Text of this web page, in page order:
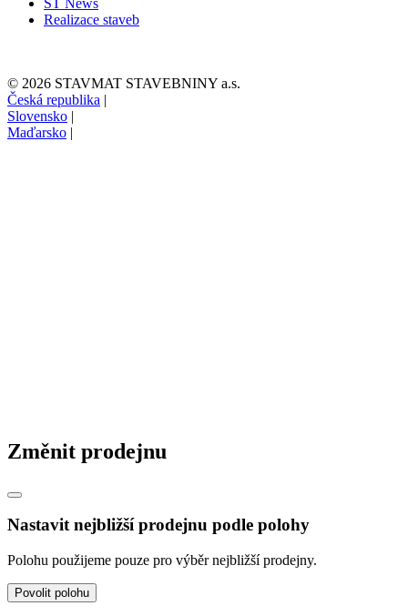
Realizace staveb
© 2026 STAVMAT STAVEBNINY a.s.
Česká republika |
Slovensko |
Maďarsko |
Změnit prodejnu
Nastavit nejbližší prodejnu podle polohy
Polohu použijeme pouze pro výběr nejbližší prodejny.
Povolit polohu